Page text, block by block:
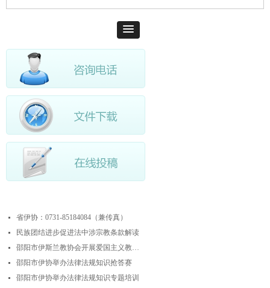
넷 省伊协：0731-85184084（兼传真）
넷 民族团结进步促进法中涉宗教条款解读
넷 邵阳市伊斯兰教协会开展爱国主义教育实践暨中华优秀传统文化研学活动
넷 邵阳市伊协举办法律法规知识抢答赛
넷 邵阳市伊协举办法律法规知识专题培训